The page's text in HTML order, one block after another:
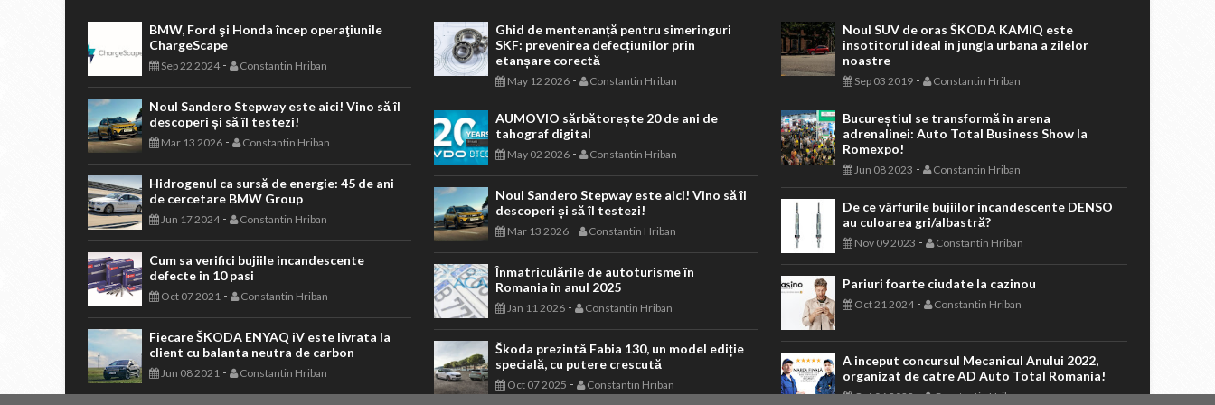
BMW, Ford şi Honda încep operaţiunile
ChargeScape
Sep 22 2024- Constantin Hriban
Noul Sandero Stepway este aici! Vino să îl
descoperi și să îl testezi!
Mar 13 2026 - Constantin Hriban
Hidrogenul ca sursă de energie: 45 de ani
de cercetare BMW Group
Jun 17 2024- Constantin Hriban
Cum sa verifici bujiile incandescente
defecte in 10 pasi
Oct 07 2021 - Constantin Hriban
Fiecare ŠKODA ENYAQ iV este livrata la
client cu balanta neutra de carbon
Jun 08 2021 - Constantin Hriban
Ghid de mentenanță pentru simeringuri
SKF: prevenirea defecțiunilor prin
etanșare corectă
May 12 2026 - Constantin Hriban
AUMOVIO sărbătorește 20 de ani de
tahograf digital
May 02 2026 - Constantin Hriban
Noul Sandero Stepway este aici! Vino să îl
descoperi și să îl testezi!
Mar 13 2026 - Constantin Hriban
Înmatriculările de autoturisme în
Romania în anul 2025
Jan 11 2026 - Constantin Hriban
Škoda prezintă Fabia 130, un model ediție
specială, cu putere crescută
Oct 07 2025 - Constantin Hriban
Noul SUV de oras ŠKODA KAMIQ este
insotitorul ideal in jungla urbana a zilelor
noastre
Sep 03 2019- Constantin Hriban
Bucureștiul se transformă în arena
adrenalinei: Auto Total Business Show la
Romexpo!
Jun 08 2023 - Constantin Hriban
De ce vârfurile bujiilor incandescente DENSO
au culoarea gri/albastră?
Nov 09 2023 - Constantin Hriban
Pariuri foarte ciudate la cazinou
Oct 21 2024- Constantin Hriban
A inceput concursul Mecanicul Anului 2022,
organizat de catre AD Auto Total Romania!
Oct 06 2022- Constantin Hriban